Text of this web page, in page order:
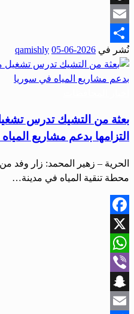
Snapchat
Email
Share
نُشر في 2026-06-05
qamishly
بعثة من التشيك تدرس
التزامها بدعم مشاريع
الحرية – زهير المحمد: زار وفد
محطة تنقية المياه في مدينة…
Facebook
X
WhatsApp
Viber
Snapchat